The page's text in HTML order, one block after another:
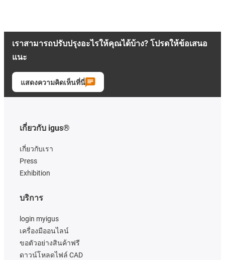
เราสามารถปรับปรุงอะไรให้คุณได้บ้าง? โปรดให้ข้อเสนอ
แนะ
แสดงความคิดเห็นที่นี่
เกี่ยวกับ igus®
เกี่ยวกับเรา
Press
Exhibition
บริการ
login myigus
เครื่องมืออนไลน์
ขอตัวอย่างสินค้าฟรี
ดาวน์โหลดไฟล์ CAD